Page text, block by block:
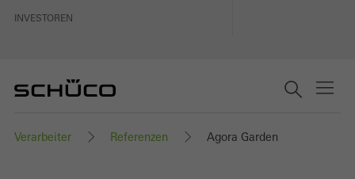
INVESTOREN
Verarbeiter Referenzen Agora Garden